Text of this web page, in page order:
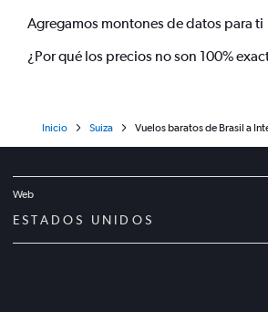
Agregamos montones de datos para ti
¿Por qué los precios no son 100%
Inicio Suiza Vuelos baratos de Brasil a
Web
ESTADOS UNIDOS